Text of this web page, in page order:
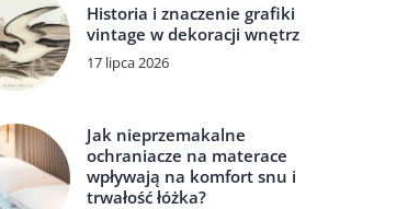
Historia i znaczenie grafiki
vintage w dekoracji wnętrz
17 lipca 2026
Jak nieprzemakalne
ochraniacze na materace
wpływają na komfort snu i
trwałość łóżka?